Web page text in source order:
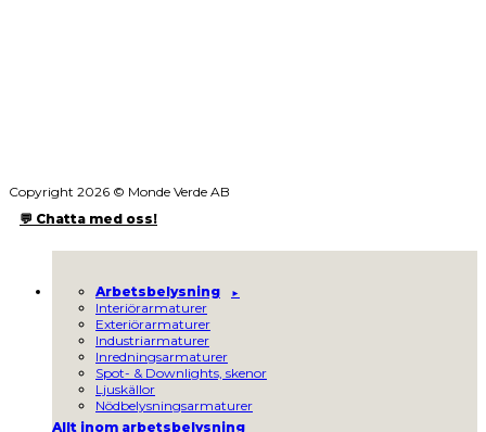
Copyright 2026 © Monde Verde AB
💬 Chatta med oss!
Arbetsbelysning
Interiörarmaturer
Exteriörarmaturer
Industriarmaturer
Inredningsarmaturer
Spot- & Downlights, skenor
Ljuskällor
Nödbelysningsarmaturer
Allt inom arbetsbelysning